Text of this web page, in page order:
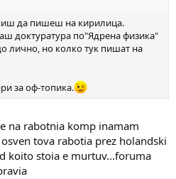
да пишеш на кирилица.
доктуратура по"Ядрена физика"
лично, но колко тук пишат на
за оф-топика.
na rabotnia komp inamam
tova rabotia prez holandski
koito stoia e murtuv...foruma